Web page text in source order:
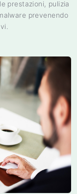
prestazioni, pulizia
prevenendo